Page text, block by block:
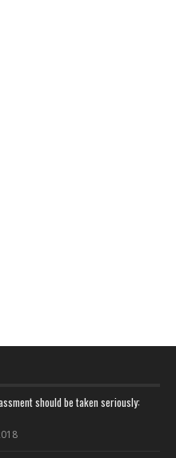
should be taken seriously: